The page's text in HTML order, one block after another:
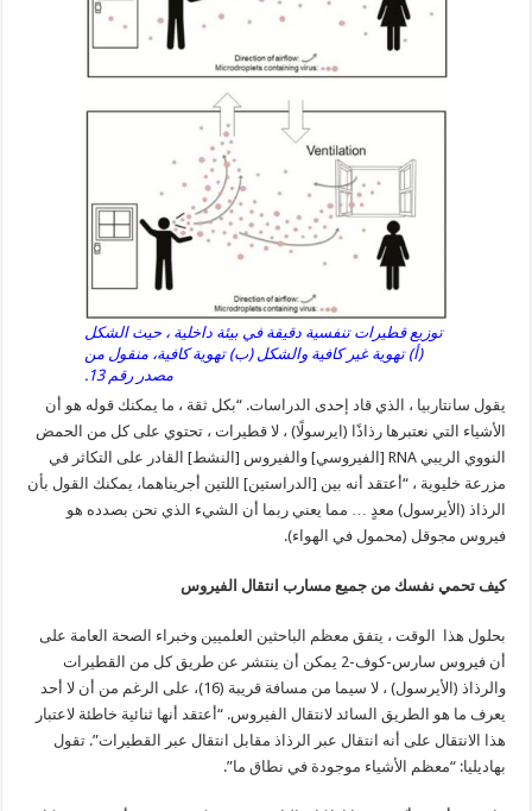
توزيع قطيرات تنفسية دقيقة في بيئة داخلية ، حيث الشكل
(أ) تهوية غير كافية والشكل (ب) تهوية كافية، منقول من
مصدر رقم 13.
يقول سانتاربيا ، الذي قاد إحدى الدراسات. “بكل ثقة ، ما يمكنك قوله هو أن
الأشياء التي نعتبرها رذاذًا (ايرسولًا) ، لا قطيرات ، تحتوي على كل من الحمض
النووي الريبي RNA [الفيروسي] والفيروس [النشط] القادر على التكاثر في
مزرعة خليوية ، “أعتقد أنه بين [الدراستين] اللتين أجريناهما، يمكنك القول بأن
الرذاذ (الأيرسول) معدٍ … مما يعني ربما أن الشيء الذي نحن بصدده هو
فيروس مجوقل (محمول في الهواء).
كيف تحمي نفسك من جميع مسارب انتقال الفيروس
بحلول هذا الوقت ، يتفق معظم الباحثين العلميين وخبراء الصحة العامة على
أن فيروس سارس-كوف-2 يمكن أن ينتشر عن طريق كل من القطيرات
والرذاذ (الأيرسول) ، لا سيما من مسافة قريبة (16)، على الرغم من أن لا أحد
يعرف ما هو الطريق السائد لانتقال الفيروس. “أعتقد أنها ثنائية خاطئة لاعتبار
هذا الانتقال على أنه انتقال عبر الرذاذ مقابل انتقال عبر القطيرات”. تقول
بهاديليا: “معظم الأشياء موجودة في نطاق ما”.